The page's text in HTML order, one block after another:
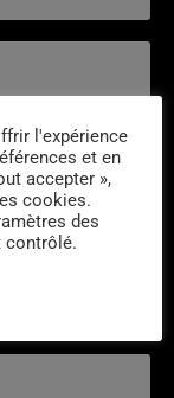
l'expérience
et en
accepter »,
cookies.
des
contrôlé.